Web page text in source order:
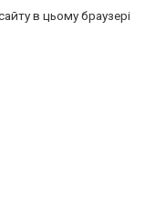
в цьому браузері